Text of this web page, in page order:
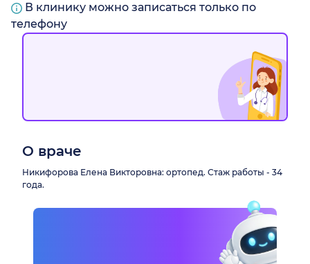
В клинику можно записаться только по
телефону
О враче
Никифорова Елена Викторовна: ортопед. Стаж работы - 34
года.